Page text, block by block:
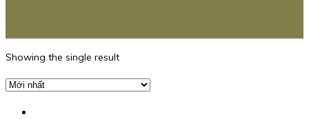
Showing the single result